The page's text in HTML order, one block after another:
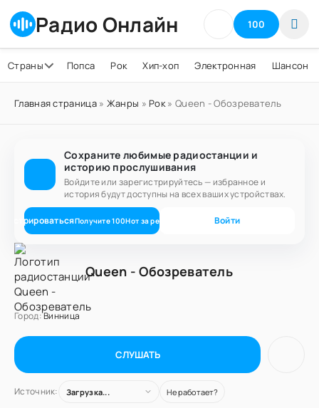
Радио Онлайн 100
Страны Попса Рок Хип-хоп Электронная Шансон
Главная страница» Жанры » Рок» Queen - Обозреватель
Сохраните любимые радиостанции и
историю прослушивания
Войдите или зарегистрируйтесь — избранное и
история будут доступны на всех ваших устройствах.
Получите100Нот за регистрацию Войти
Queen - Обозреватель
Город:Винница
СЛУШАТЬ
Источник: Загрузка... Не работает?